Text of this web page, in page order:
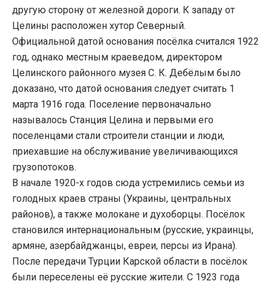
другую сторону от железной дороги. К западу от
Целины расположен хутор Северный.
Официальной датой основания посёлка считался 1922
год, однако местным краеведом, директором
Целинского районного музея С. К. Дебёлым было
доказано, что датой основания следует считать 1
марта 1916 года. Поселение первоначально
называлось Станция Целина и первыми его
поселенцами стали строители станции и люди,
приехавшие на обслуживание увеличивающихся
грузопотоков.
В начале 1920-х годов сюда устремились семьи из
голодных краев страны (Украины, центральных
районов), а также молокане и духоборцы. Посёлок
становился интернациональным (русские, украинцы,
армяне, азербайджанцы, евреи, персы из Ирана).
После передачи Турции Карской области в посёлок
были переселены её русские жители. С 1923 года